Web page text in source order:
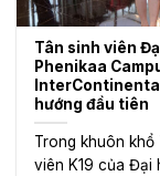
Tân sinh viên
Phenikaa
hướng đầu tiên
Trong khuôn
viên K19 của Đại